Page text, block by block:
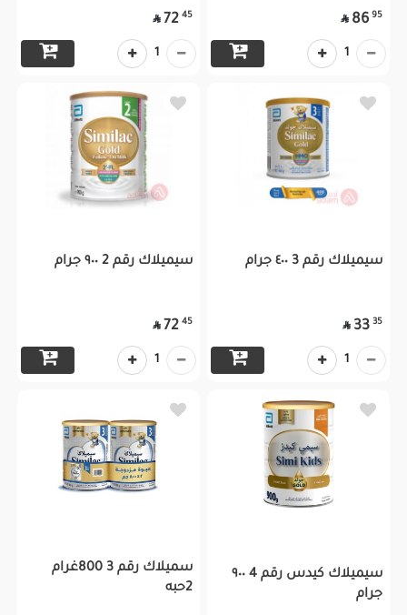
95
86

1
45
72

1
سيميلاك رقم 3 ٤٠٠ جرام
35
33

1
سيميلاك رقم 2 ٩٠٠ جرام
45
72

1
سيميلاك كيدس رقم 4 ٩٠٠
جرام
سميلاك رقم 3 800غرام
2حبه